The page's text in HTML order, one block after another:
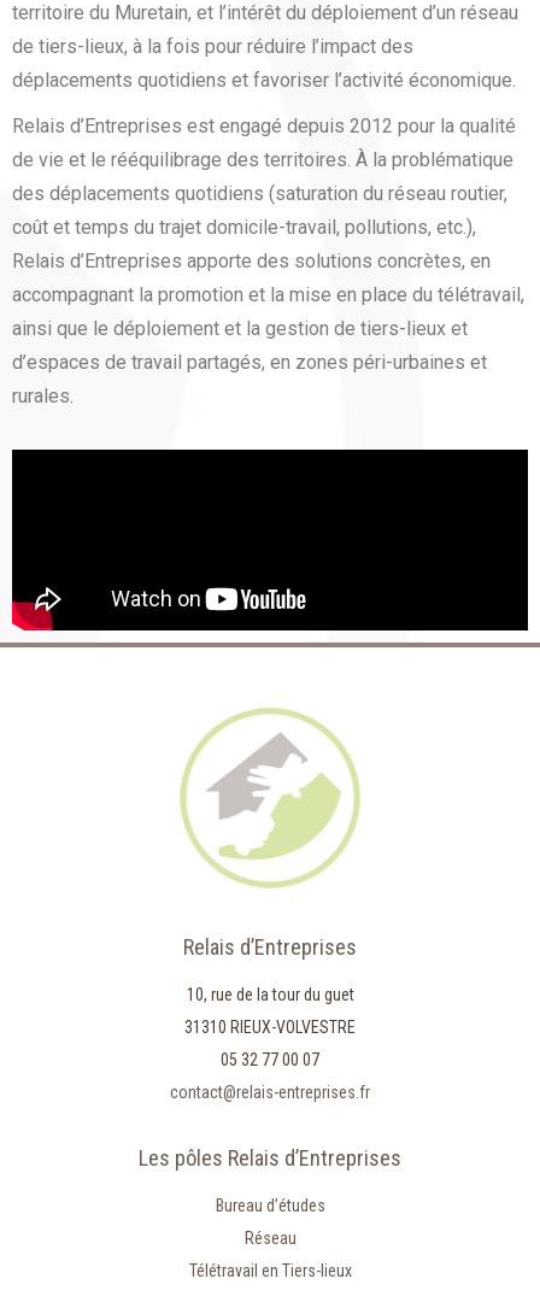
territoire du Muretain, et l’intérêt du déploiement d’un réseau
de tiers-lieux, à la fois pour réduire l’impact des
déplacements quotidiens et favoriser l’activité économique.
Relais d’Entreprises est engagé depuis 2012 pour la qualité
de vie et le rééquilibrage des territoires. À la problématique
des déplacements quotidiens (saturation du réseau routier,
coût et temps du trajet domicile-travail, pollutions, etc.),
Relais d’Entreprises apporte des solutions concrètes, en
accompagnant la promotion et la mise en place du télétravail,
ainsi que le déploiement et la gestion de tiers-lieux et
d’espaces de travail partagés, en zones péri-urbaines et
rurales.
Relais d’Entreprises
10, rue de la tour du guet
31310 RIEUX-VOLVESTRE
05 32 77 00 07
contact@relais-entreprises.fr
Les pôles Relais d’Entreprises
Bureau d’études
Réseau
Télétravail en Tiers-lieux